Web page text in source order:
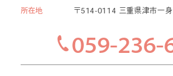
所在地
〒514-0114 三重県津市一
059-236-